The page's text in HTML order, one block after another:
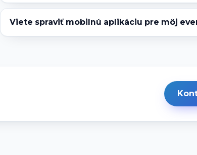
Viete spraviť mobilnú aplikáciu pre môj